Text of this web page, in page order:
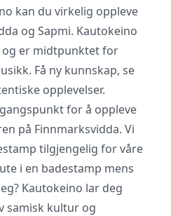
kan du virkelig oppleve
og Sapmi. Kautokeino
og er midtpunktet for
Få ny kunnskap, se
opplevelser.
for å oppleve
på Finnmarksvidda. Vi
tilgjengelig for våre
i en badestamp mens
Kautokeino lar deg
samisk kultur og